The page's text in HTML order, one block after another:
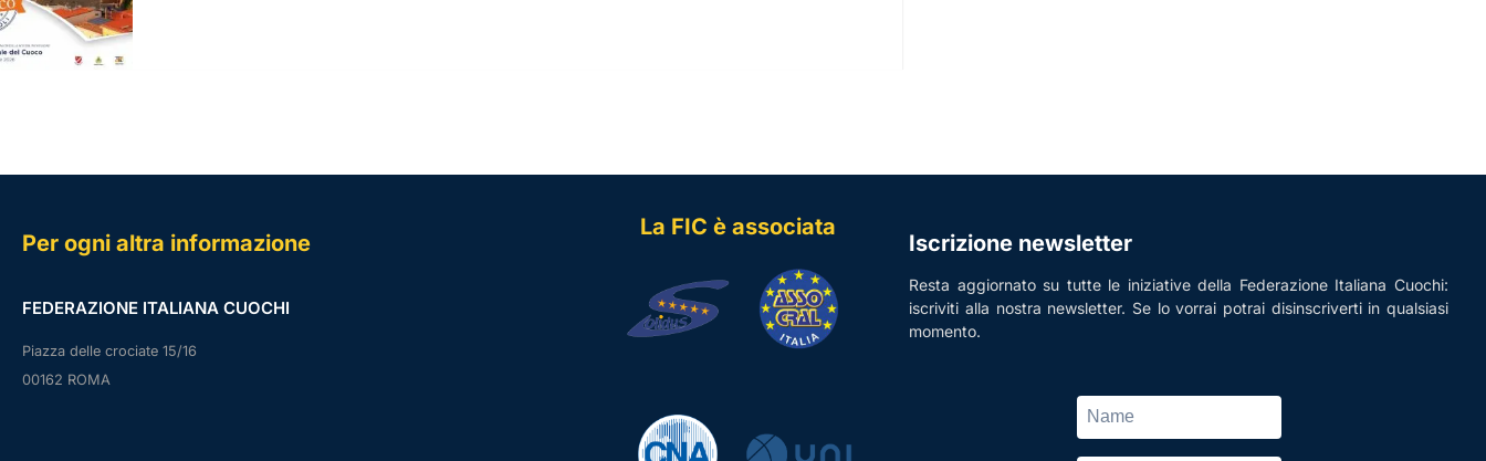
Per ogni altra informazione
FEDERAZIONE ITALIANA CUOCHI
Piazza delle crociate 15/16
00162 ROMA
La FIC è associata
Iscrizione newsletter
Resta aggiornato su tutte le iniziative della Federazione Italiana Cuochi:
iscriviti alla nostra newsletter. Se lo vorrai potrai disinscriverti in qualsiasi
momento.